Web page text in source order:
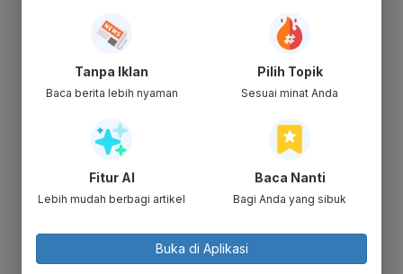
Tanpa Iklan
Baca berita lebih nyaman
Pilih Topik
Sesuai minat Anda
Fitur AI
Lebih mudah berbagi artikel
Baca Nanti
Bagi Anda yang sibuk
Buka di Aplikasi